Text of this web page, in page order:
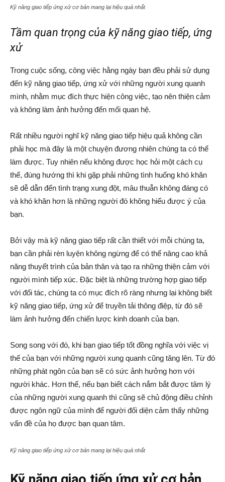
Kỹ năng giao tiếp ứng xử cơ bản mang lại hiệu quả nhất
Tầm quan trọng của kỹ năng giao tiếp, ứng
xử
Trong cuộc sống, công việc hằng ngày bạn đều phải sử dụng
đến kỹ năng giao tiếp, ứng xử với những người xung quanh
mình, nhằm mục đích thực hiện công việc, tạo nên thiện cảm
và không làm ảnh hưởng đến mối quan hệ.
Rất nhiều người nghĩ kỹ năng giao tiếp hiệu quả không cần
phải học mà đây là một chuyện đương nhiên chúng ta có thể
làm được. Tuy nhiên nếu không được học hỏi một cách cụ
thể, đúng hướng thì khi gặp phải những tình huống khó khăn
sẽ dễ dẫn đến tình trạng xung đột, mâu thuẫn không đáng có
và khó khăn hơn là những người đó không hiểu được ý của
bạn.
Bởi vậy mà kỹ năng giao tiếp rất cần thiết với mỗi chúng ta,
bạn cần phải rèn luyện không ngừng để có thể nâng cao khả
năng thuyết trình của bản thân và tạo ra những thiện cảm với
người mình tiếp xúc. Đặc biệt là những trường hợp giao tiếp
với đối tác, chúng ta có mục đích rõ ràng nhưng lại không biết
kỹ năng giao tiếp, ứng xử để truyền tải thông điệp, từ đó sẽ
làm ảnh hưởng đến chiến lược kinh doanh của bạn.
Song song với đó, khi bạn giao tiếp tốt đồng nghĩa với việc vị
thế của bạn với những người xung quanh cũng tăng lên. Từ đó
những phát ngôn của bạn sẽ có sức ảnh hưởng hơn với
người khác. Hơn thế, nếu bạn biết cách nắm bắt được tâm lý
của những người xung quanh thì cũng sẽ chủ động điều chỉnh
được ngôn ngữ của mình để người đối diện cảm thấy những
vấn đề của họ được bạn quan tâm.
Kỹ năng giao tiếp ứng xử cơ bản mang lại hiệu quả nhất